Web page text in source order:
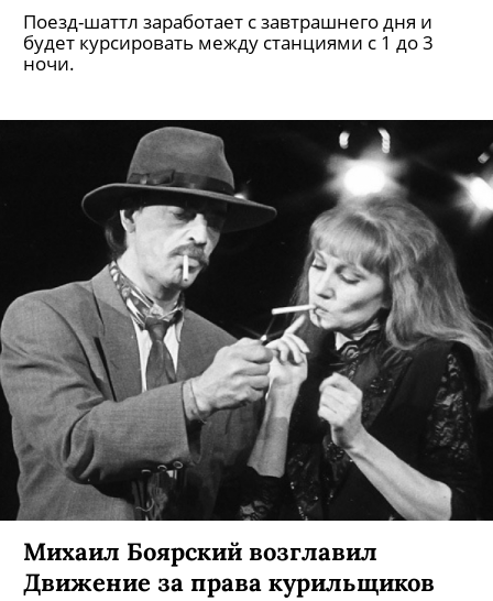
Поезд-шаттл заработает с завтрашнего дня и
будет курсировать между станциями с 1 до 3
ночи.
Михаил Боярский возглавил
Движение за права курильщиков